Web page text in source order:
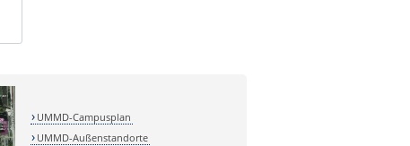
UMMD-Campusplan
UMMD-Außenstandorte